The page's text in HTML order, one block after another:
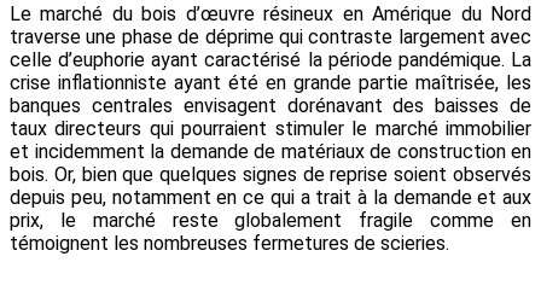
Le marché du bois d’œuvre résineux en Amérique du Nord
traverse une phase de déprime qui contraste largement avec
celle d’euphorie ayant caractérisé la période pandémique. La
crise inflationniste ayant été en grande partie maîtrisée, les
banques centrales envisagent dorénavant des baisses de
taux directeurs qui pourraient stimuler le marché immobilier
et incidemment la demande de matériaux de construction en
bois. Or, bien que quelques signes de reprise soient observés
depuis peu, notamment en ce qui a trait à la demande et aux
prix, le marché reste globalement fragile comme en
témoignent les nombreuses fermetures de scieries.